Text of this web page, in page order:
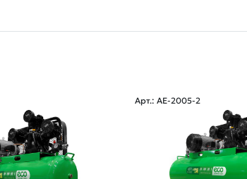
Арт.: AE-2005-2